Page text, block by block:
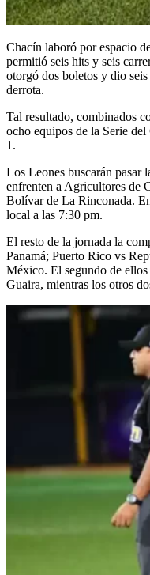
Chacín laboró por espacio
permitió seis hits y seis
otorgó dos boletos y dio
derrota.
Tal resultado, combinados
ocho equipos de la Serie
1.
Los Leones buscarán pasar
enfrenten a Agricultores de
Bolívar de La Rinconada.
local a las 7:30 pm.
El resto de la jornada la
Panamá; Puerto Rico vs
México. El segundo de
Guaira, mientras los otros